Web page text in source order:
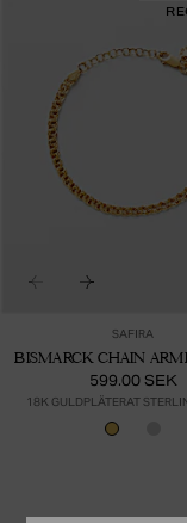
SAFIRA
BISMARCK CHAIN
599.00 SEK
18K GULDPLÄTERAT